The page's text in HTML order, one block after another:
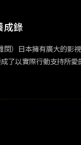
《電波心聲》仍是
海道皆可收聽。如同
場，日本搞笑藝人空
聲》尚未有在台灣上
成錄
）日本擁有廣大的影
了以實際行動支持所
品，不僅因為高人氣
下令人匪夷所思，如
情推演，挖掘了
ラスハウス）木村